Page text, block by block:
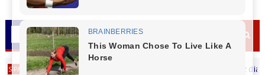
Vice - Prefeito Ademilson Moraes (Bico) deseja um Feliz dia dos Pais